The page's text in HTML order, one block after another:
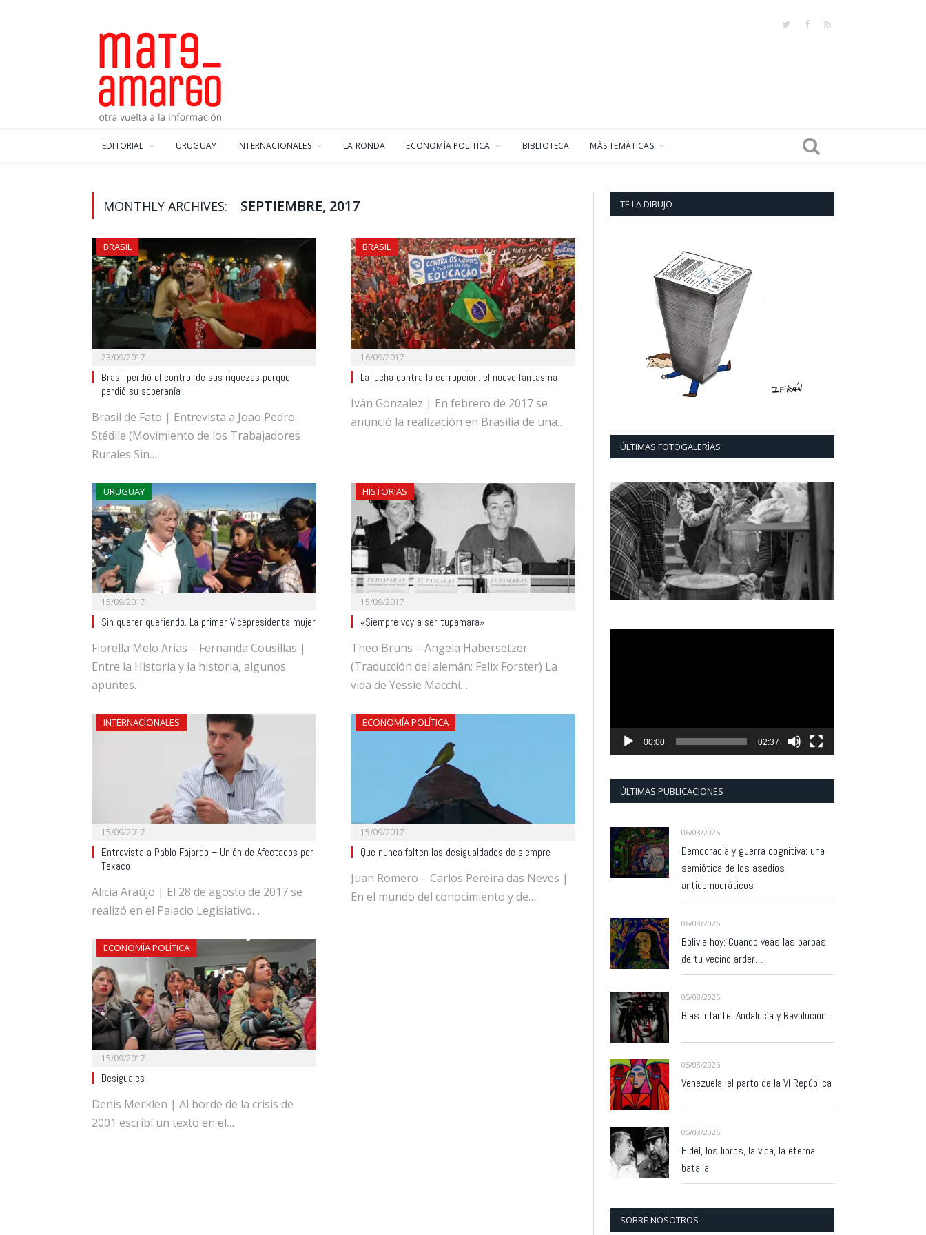
TwitterFacebook
RSS
EDITORIAL URUGUAY INTERNACIONALES LA RONDA ECONOMÍA POLÍTICA BIBLIOTECA MÁS TEMÁTICAS
MONTHLY ARCHIVES: SEPTIEMBRE, 2017
BRASIL
23/09/2017
Brasil perdió el control de sus riquezas porque
perdió su soberanía
Brasil de Fato | Entrevista a Joao Pedro
Stédile (Movimiento de los Trabajadores
Rurales Sin…
BRASIL
16/09/2017
La lucha contra la corrupción: el nuevo fantasma
Iván Gonzalez | En febrero de 2017 se
anunció la realización en Brasilia de una…
URUGUAY
15/09/2017
Sin querer queriendo. La primer Vicepresidenta mujer
Fiorella Melo Arias – Fernanda Cousillas |
Entre la Historia y la historia, algunos
apuntes…
HISTORIAS
15/09/2017
«Siempre voy a ser tupamara»
Theo Bruns – Angela Habersetzer
(Traducción del alemán: Felix Forster) La
vida de Yessie Macchi…
INTERNACIONALES
15/09/2017
Entrevista a Pablo Fajardo – Unión de Afectados por
Texaco
Alicia Araújo | El 28 de agosto de 2017 se
realizó en el Palacio Legislativo…
ECONOMÍA POLÍTICA
15/09/2017
Que nunca falten las desigualdades de siempre
Juan Romero – Carlos Pereira das Neves |
En el mundo del conocimiento y de…
ECONOMÍA POLÍTICA
15/09/2017
Desiguales
Denis Merklen | Al borde de la crisis de
2001 escribí un texto en el…
TE LA DIBUJO
ÚLTIMAS FOTOGALERÍAS
00:00 02:37
ÚLTIMAS PUBLICACIONES
06/08/2026
Democracia y guerra cognitiva: una
semiótica de los asedios
antidemocráticos
06/08/2026
Bolivia hoy: Cuando veas las barbas
de tu vecino arder…
05/08/2026
Blas Infante: Andalucía y Revolución.
05/08/2026
Venezuela: el parto de la VI República
05/08/2026
Fidel, los libros, la vida, la eterna
batalla
SOBRE NOSOTROS